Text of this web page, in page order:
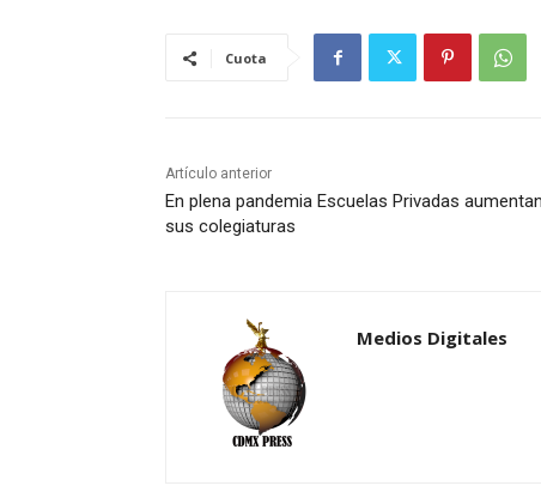
Cuota
Artículo anterior
En plena pandemia Escuelas Privadas aumentan
sus colegiaturas
Medios Digitales